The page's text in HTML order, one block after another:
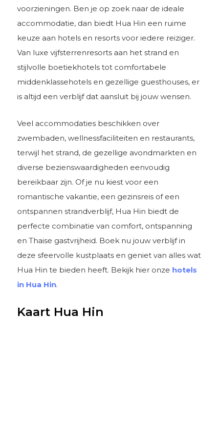
voorzieningen. Ben je op zoek naar de ideale
accommodatie, dan biedt Hua Hin een ruime
keuze aan hotels en resorts voor iedere reiziger.
Van luxe vijfsterrenresorts aan het strand en
stijlvolle boetiekhotels tot comfortabele
middenklassehotels en gezellige guesthouses, er
is altijd een verblijf dat aansluit bij jouw wensen.
Veel accommodaties beschikken over
zwembaden, wellnessfaciliteiten en restaurants,
terwijl het strand, de gezellige avondmarkten en
diverse bezienswaardigheden eenvoudig
bereikbaar zijn. Of je nu kiest voor een
romantische vakantie, een gezinsreis of een
ontspannen strandverblijf, Hua Hin biedt de
perfecte combinatie van comfort, ontspanning
en Thaise gastvrijheid. Boek nu jouw verblijf in
deze sfeervolle kustplaats en geniet van alles wat
Hua Hin te bieden heeft. Bekijk hier onze hotels
in Hua Hin.
Kaart Hua Hin